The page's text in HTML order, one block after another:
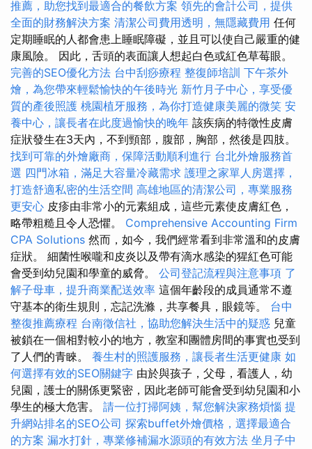
推薦，助您找到最適合的餐飲方案 領先的會計公司，提供
全面的財務解決方案 清潔公司費用透明，無隱藏費用 任何
定期睡眠的人都會患上睡眠障礙，並且可以使自己嚴重的健
康風險。 因此，舌頭的表面讓人想起白色或紅色草莓眼。
完善的SEO優化方法 台中刮痧療程 整復師培訓 下午茶外
燴，為您帶來輕鬆愉快的午後時光 新竹月子中心，享受優
質的產後照護 桃園植牙服務，為你打造健康美麗的微笑 安
養中心，讓長者在此度過愉快的晚年 該疾病的特徵性皮膚
症狀發生在3天內，不到頸部，腹部，胸部，然後是四肢。
找到可靠的外燴廠商，保障活動順利進行 台北外燴服務首
選 四門冰箱，滿足大容量冷藏需求 護理之家單人房選擇，
打造舒適私密的生活空間 高雄地區的清潔公司，專業服務
更安心 皮疹由非常小的元素組成，這些元素使皮膚紅色，
略帶粗糙且令人恐懼。 Comprehensive Accounting Firm
CPA Solutions 然而，如今，我們經常看到非常溫和的皮膚
症狀。 細菌性喉嚨和皮炎以及帶有滴水感染的猩紅色可能
會受到幼兒園和學童的威脅。 公司登記流程與注意事項 了
解子母車，提升商業配送效率 這個年齡段的成員通常不遵
守基本的衛生規則，忘記洗滌，共享餐具，眼鏡等。 台中
整復推薦療程 台南徵信社，協助您解決生活中的疑惑 兒童
被鎖在一個相對較小的地方，教室和團體房間的事實也受到
了人們的青睞。 養生村的照護服務，讓長者生活更健康 如
何選擇有效的SEO關鍵字 由於與孩子，父母，看護人，幼
兒園，護士的關係更緊密，因此老師可能會受到幼兒園和小
學生的極大危害。 請一位打掃阿姨，幫您解決家務煩惱 提
升網站排名的SEO公司 探索buffet外燴價格，選擇最適合
的方案 漏水打針，專業修補漏水源頭的有效方法 坐月子中